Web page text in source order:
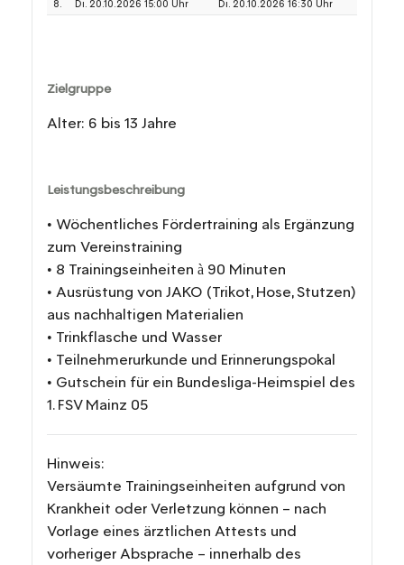
8.
Di. 20.10.2026 15:00 Uhr Di. 20.10.2026 16:30 Uhr
Zielgruppe
Alter: 6 bis 13 Jahre
Leistungsbeschreibung
• Wöchentliches Fördertraining als Ergänzung
zum Vereinstraining
• 8 Trainingseinheiten à 90 Minuten
• Ausrüstung von JAKO (Trikot, Hose, Stutzen)
aus nachhaltigen Materialien
• Trinkflasche und Wasser
• Teilnehmerurkunde und Erinnerungspokal
• Gutschein für ein Bundesliga-Heimspiel des
1. FSV Mainz 05
Hinweis:
Versäumte Trainingseinheiten aufgrund von
Krankheit oder Verletzung können – nach
Vorlage eines ärztlichen Attests und
vorheriger Absprache – innerhalb des